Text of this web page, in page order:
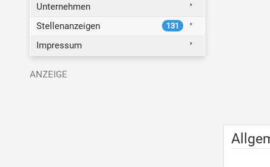
Unternehmen
Stellenanzeigen
131
Impressum